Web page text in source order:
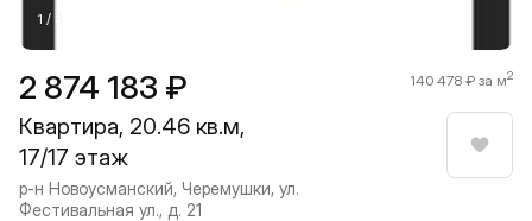
2 874 183 ₽ 140 478 ₽ за м2
Квартира, 20.46 кв.м,
17/17 этаж
р-н Новоусманский, Черемушки, ул.
Фестивальная ул., д. 21
1 / 8